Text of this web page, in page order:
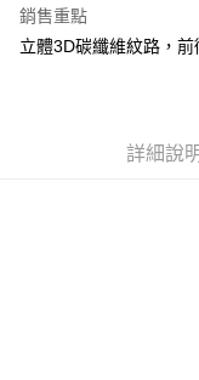
聯邦商業銀行
元大商業銀行
Google Pay
【關於「AFTEE先享後付
AFTEE先享後付是「在
銷售重點
立體3D碳纖維紋路，
詳細說